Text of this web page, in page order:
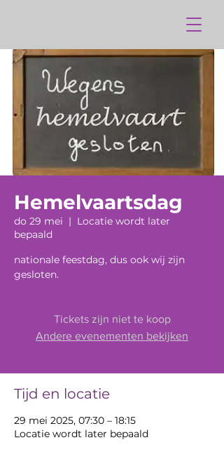
Hemelvaartsdag
do 29 mei
  |
Locatie wordt later
bepaald
nationale feestdag, dus ook wij zijn
gesloten.
Tickets zijn niet te koop
Andere evenementen bekijken
Tijd en locatie
29 mei 2025, 07:30 – 18:15
Locatie wordt later bepaald